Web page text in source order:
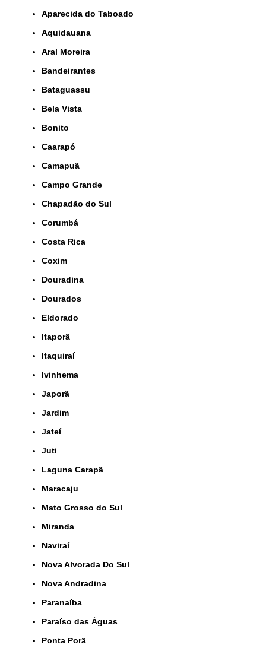
Aparecida do Taboado
Aquidauana
Aral Moreira
Bandeirantes
Bataguassu
Bela Vista
Bonito
Caarapó
Camapuã
Campo Grande
Chapadão do Sul
Corumbá
Costa Rica
Coxim
Douradina
Dourados
Eldorado
Itaporã
Itaquiraí
Ivinhema
Japorã
Jardim
Jateí
Juti
Laguna Carapã
Maracaju
Mato Grosso do Sul
Miranda
Naviraí
Nova Alvorada Do Sul
Nova Andradina
Paranaíba
Paraíso das Águas
Ponta Porã